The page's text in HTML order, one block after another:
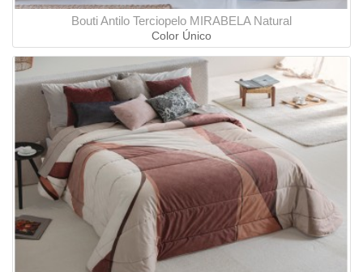
Bouti Antilo Terciopelo MIRABELA Natural
Color Único